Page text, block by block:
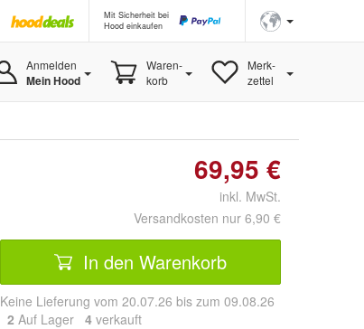
Mit Sicherheit bei
Hood einkaufen
Anmelden
Mein Hood
Waren-
korb
Merk-
zettel
69,95 €
inkl. MwSt.
Versandkosten nur 6,90 €
In den Warenkorb
Keine Lieferung vom 20.07.26 bis zum 09.08.26
2 Auf Lager 4 verkauft